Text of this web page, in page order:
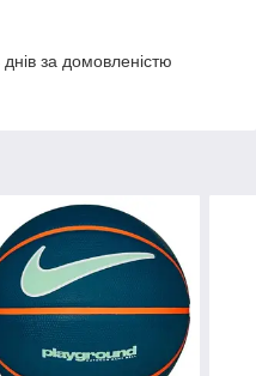
за домовленістю